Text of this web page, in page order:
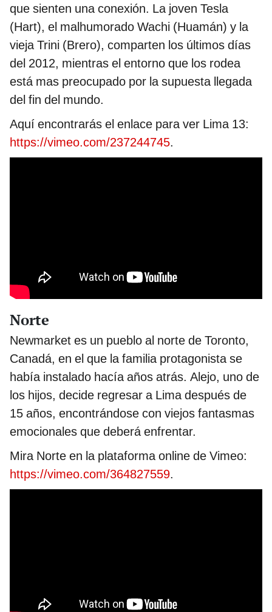
que sienten una conexión. La joven Tesla
(Hart), el malhumorado Wachi (Huamán) y la
vieja Trini (Brero), comparten los últimos días
del 2012, mientras el entorno que los rodea
está mas preocupado por la supuesta llegada
del fin del mundo.
Aquí encontrarás el enlace para ver Lima 13:
https://vimeo.com/237244745.
Norte
Newmarket es un pueblo al norte de Toronto,
Canadá, en el que la familia protagonista se
había instalado hacía años atrás. Alejo, uno de
los hijos, decide regresar a Lima después de
15 años, encontrándose con viejos fantasmas
emocionales que deberá enfrentar.
Mira Norte en la plataforma online de Vimeo:
https://vimeo.com/364827559.